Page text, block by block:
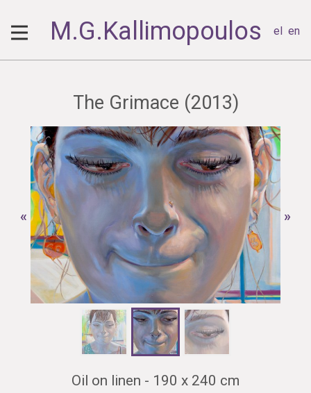
M.G.Kallimopoulos el en
The Grimace (2013)
« »
Oil on linen - 190 x 240 cm